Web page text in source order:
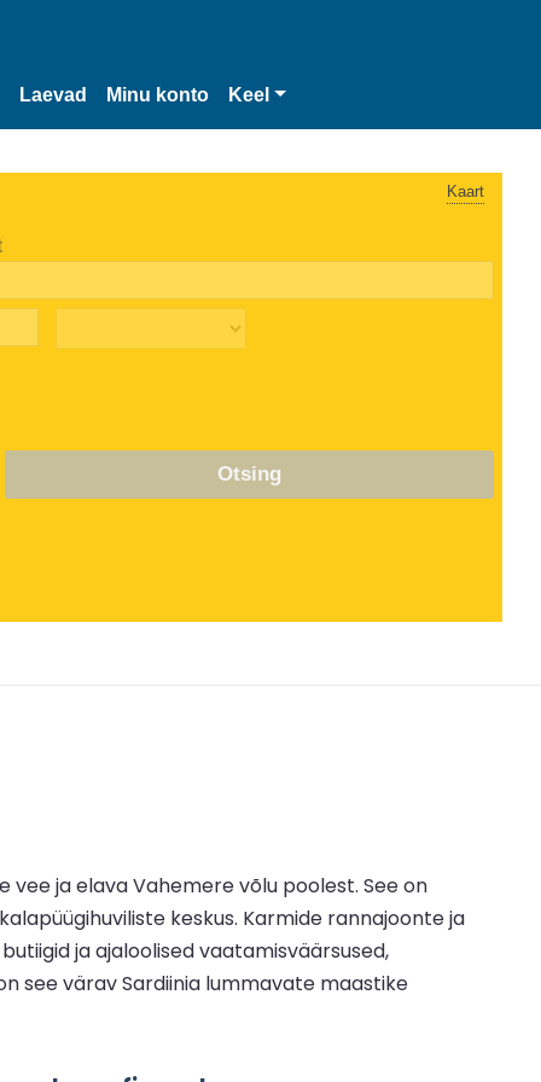
Laevad Minu konto Keel
Kaart
Otsing
vee ja elava Vahemere võlu poolest. See on
keskus. Karmide rannajoonte ja
ja ajaloolised vaatamisväärsused,
see värav Sardiinia lummavate maastike